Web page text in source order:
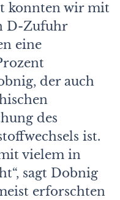
konnten wir mit
D-Zufuhr
eine
der auch
des
ist.
vielem in
sagt Dobnig
erforschten